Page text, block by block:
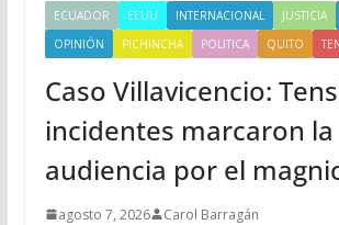
ECUADOR EEUU INTERNACIONAL JUSTICIA
OPINIÓN
PICHINCHA POLITICA QUITO
Caso Villavicencio:
incidentes marcaron la
audiencia por el
agosto 7, 2026 Carol Barragán